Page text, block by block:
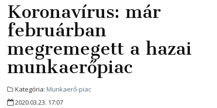
Koronavírus: már
februárban
megremegett a hazai
munkaerőpiac
Kategória: Munkaerő-piac
2020.03.23. 17:07